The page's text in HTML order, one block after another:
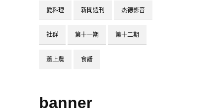
愛料理 新聞週刊 杰德影音
社群 第十一期 第十二期
蕭上農 食譜
banner